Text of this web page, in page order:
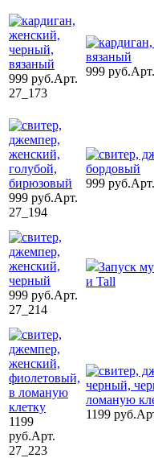
999 руб.Арт.
27_173
999 руб.
999 руб.Арт.
27_194
999 руб.
999 руб.Арт.
27_214
Запуск
и Tall
1199
руб.Арт.
27_223
1199 руб.